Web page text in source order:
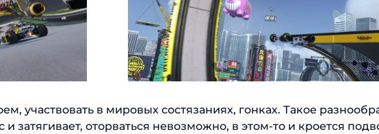
участвовать в мировых состязаниях, гонках. Такое
интерес и затягивает, оторваться невозможно, в этом-то и